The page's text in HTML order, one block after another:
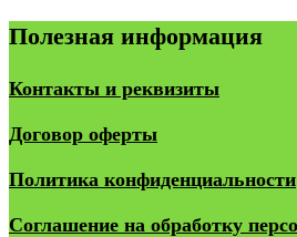
Полезная информация
Контакты и реквизиты
Договор оферты
Политика конфиденциальности
Соглашение на обработку